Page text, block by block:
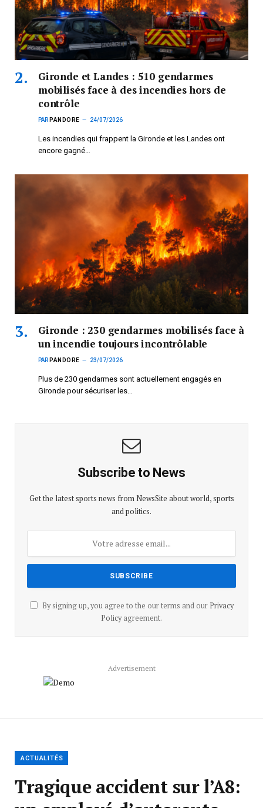
Gironde et Landes : 510 gendarmes
mobilisés face à des incendies hors de
contrôle
PAR PANDORE 24/07/2026
Les incendies qui frappent la Gironde et les Landes ont
encore gagné…
Gironde : 230 gendarmes mobilisés face à
un incendie toujours incontrôlable
PAR PANDORE 23/07/2026
Plus de 230 gendarmes sont actuellement engagés en
Gironde pour sécuriser les…
Subscribe to News
Get the latest sports news from NewsSite about world, sports
and politics.
By signing up, you agree to the our terms and our Privacy
Policyagreement.
Advertisement
ACTUALITÉS
Tragique accident sur l’A8: